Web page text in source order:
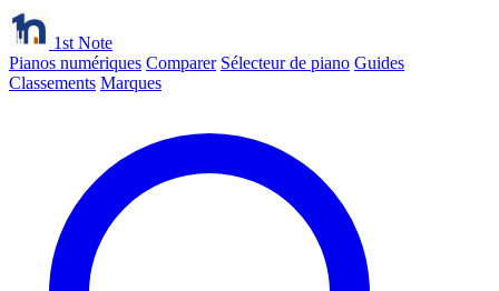
1st Note
Pianos numériques Comparer Sélecteur de piano Guides
Classements Marques